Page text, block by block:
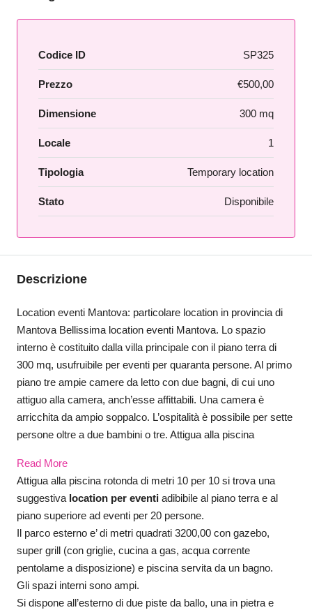
Codice ID SP325
Prezzo €500,00
Dimensione 300 mq
Locale 1
Tipologia Temporary location
Stato Disponibile
Descrizione
Location eventi Mantova: particolare location in provincia di
Mantova Bellissima location eventi Mantova. Lo spazio
interno è costituito dalla villa principale con il piano terra di
300 mq, usufruibile per eventi per quaranta persone. Al primo
piano tre ampie camere da letto con due bagni, di cui uno
attiguo alla camera, anch’esse affittabili. Una camera è
arricchita da ampio soppalco. L’ospitalità è possibile per sette
persone oltre a due bambini o tre. Attigua alla piscina
Read More
Attigua alla piscina rotonda di metri 10 per 10 si trova una
suggestiva location per eventi adibibile al piano terra e al
piano superiore ad eventi per 20 persone.
Il parco esterno e’ di metri quadrati 3200,00 con gazebo,
super grill (con griglie, cucina a gas, acqua corrente
pentolame a disposizione) e piscina servita da un bagno.
Gli spazi interni sono ampi.
Si dispone all’esterno di due piste da ballo, una in pietra e